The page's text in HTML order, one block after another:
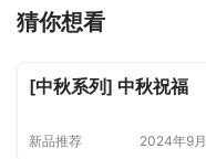
猜你想看
[中秋系列] 中秋祝福
新品推荐 2024年9